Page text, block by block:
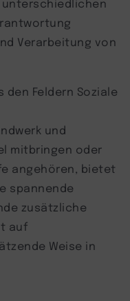
unterschiedlichen
Verarbeitung von
den Feldern Soziale
und
mitbringen oder
angehören, bietet
spannende
zusätzliche
auf
Weise in